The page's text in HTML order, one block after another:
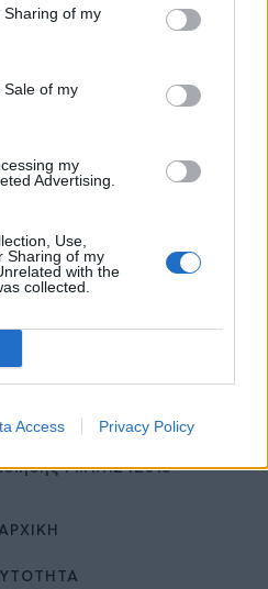
of my
of my
my
Advertising.
Use,
Sharing of my
with the
collected.
Access Privacy Policy
οφέλη από
και
All rights reserved.
Μ.Η.Τ.242013